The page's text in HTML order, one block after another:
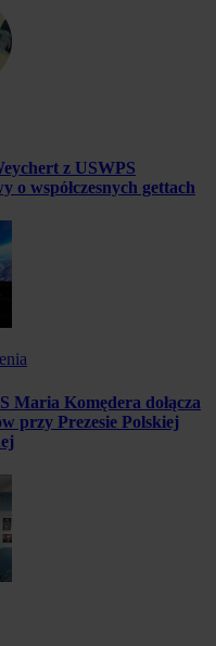
z USWPS
o współczesnych gettach
Maria Komędera dołącza
przy Prezesie Polskiej